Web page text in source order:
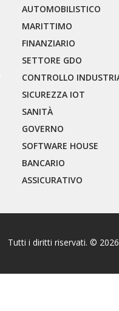
AUTOMOBILISTICO
MARITTIMO
FINANZIARIO
SETTORE GDO
CONTROLLO
SICUREZZA IOT
SANITÀ
GOVERNO
SOFTWARE HOUSE
BANCARIO
ASSICURATIVO
Tutti i diritti riservati. ©